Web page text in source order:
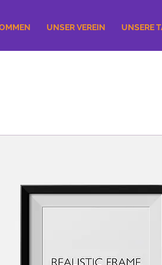
UNSER VEREIN UNSERE